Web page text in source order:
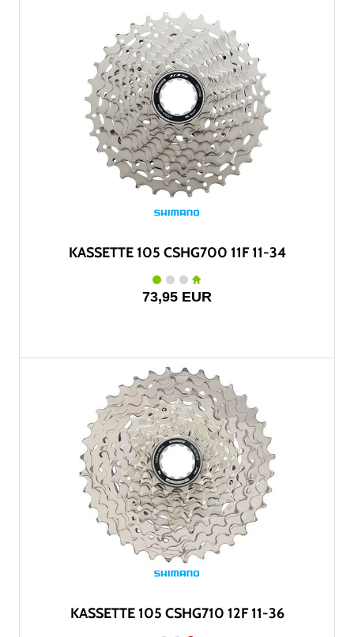
KASSETTE 105 CSHG700 11F 11-34
73,95 EUR
KASSETTE 105 CSHG710 12F 11-36